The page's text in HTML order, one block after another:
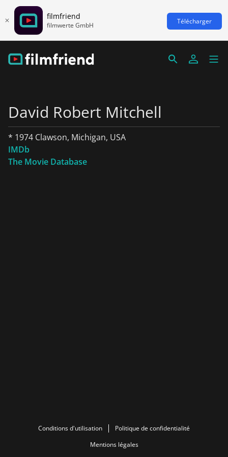
filmfriend
filmwerte GmbH Télécharger
David Robert Mitchell
* 1974 Clawson, Michigan, USA
IMDb
The Movie Database
Conditions d'utilisation
Politique de confidentialité
Mentions légales